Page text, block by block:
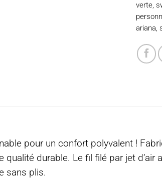
verte,
ariana,
pour un confort polyvalent !
qualité durable. Le fil filé par jet
sans plis.